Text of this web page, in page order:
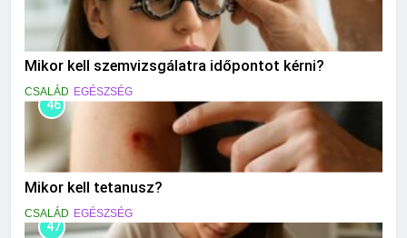
Mikor kell szemvizsgálatra időpontot kérni?
CSALÁD EGÉSZSÉG
46
Mikor kell tetanusz?
CSALÁD EGÉSZSÉG
47